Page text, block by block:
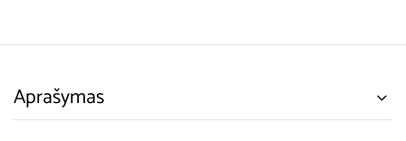
Aprašymas